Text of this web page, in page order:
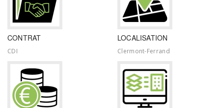
CONTRAT
CDI
LOCALISATION
Clermont-Ferrand